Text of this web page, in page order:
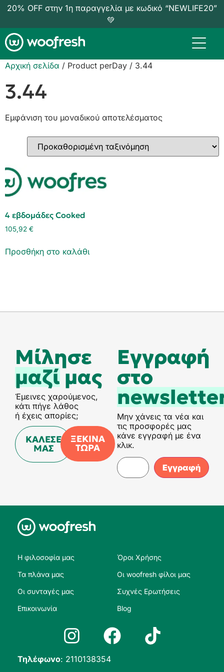
20% OFF στην 1η παραγγελία με κωδικό “NEWLIFE20”
💚
Αρχική σελίδα / Product perDay / 3.44
3.44
Εμφάνιση του μοναδικού αποτελέσματος
4 εβδομάδες Cooked
105,92 €
Προσθήκη στο καλάθι
Μίλησε
μαζίμας
Έμεινες χαρούμενος,
κάτι πήγε λάθος
ή έχεις απορίες;
ΚΑΛΕΣΕ
ΜΑΣ
ΞΕΚΙΝΑ
ΤΩΡΑ
Eγγραφή
στο
Μην χάνεις τα νέα και
τις προσφορές μας
κάνε εγγραφή με ένα
κλικ.
Η φιλοσοφία μας
Τα πλάνα μας
Οι συνταγές μας
Επικοινωνία
Όροι Χρήσης
Οι woofresh φίλοι μας
Συχνές Ερωτήσεις
Blog
Τηλέφωνο: 2110138354